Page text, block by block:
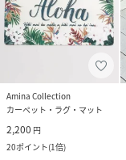
Amina Collection
カーペット・ラグ・マット
2,200 円
20ポイント(1倍)